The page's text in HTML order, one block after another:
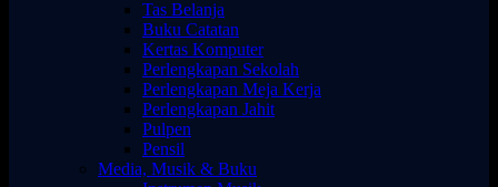
Tas Belanja
Buku Catatan
Kertas Komputer
Perlengkapan Sekolah
Perlengkapan Meja Kerja
Perlengkapan Jahit
Pulpen
Pensil
Media, Musik & Buku